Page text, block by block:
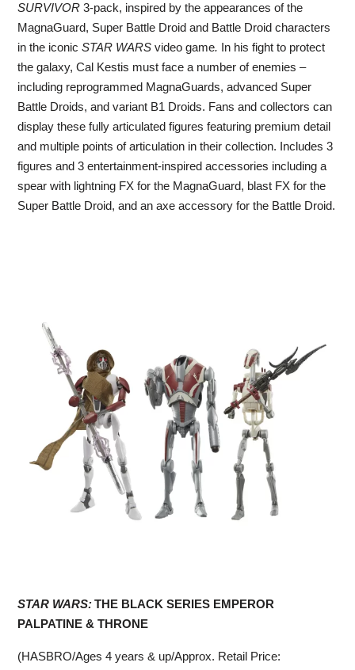
SURVIVOR3-pack, inspired by the appearances of the
MagnaGuard, Super Battle Droid and Battle Droid characters
in the iconic STAR WARS video game. In his fight to protect
the galaxy, Cal Kestis must face a number of enemies –
including reprogrammed MagnaGuards, advanced Super
Battle Droids, and variant B1 Droids. Fans and collectors can
display these fully articulated figures featuring premium detail
and multiple points of articulation in their collection. Includes 3
figures and 3 entertainment-inspired accessories including a
spear with lightning FX for the MagnaGuard, blast FX for the
Super Battle Droid, and an axe accessory for the Battle Droid.
STAR WARS:THE BLACK SERIES EMPEROR
PALPATINE & THRONE
(HASBRO/Ages 4 years & up/Approx. Retail Price: